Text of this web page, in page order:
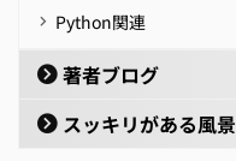
Python関連
著者ブログ
スッキリがある風景